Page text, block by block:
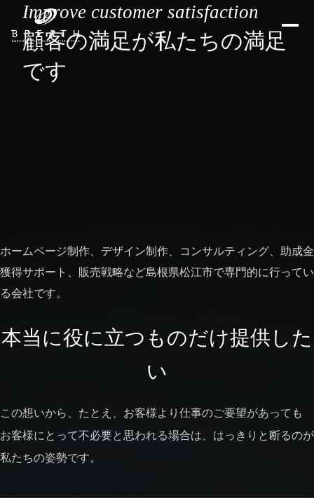
Improve customer satisfaction
顧客の満足が私たちの満足
です
ホームページ制作、デザイン制作、コンサルティング、助成金
獲得サポート、販売戦略など島根県松江市で専門的に行ってい
る会社です。
本当に役に立つものだけ提供した
い
この想いから、たとえ、お客様より仕事のご要望があっても
お客様にとって不必要と思われる場合は、はっきりと断るのが
私たちの姿勢です。